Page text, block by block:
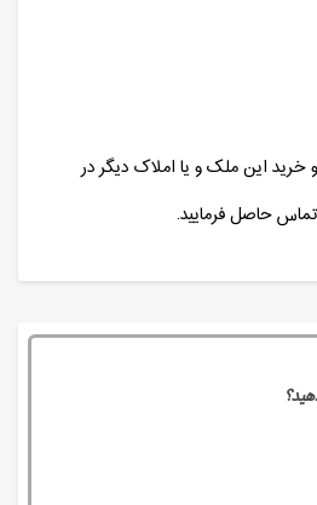
خرید این ملک و یا املاک دیگر در
حاصل فرمایید.